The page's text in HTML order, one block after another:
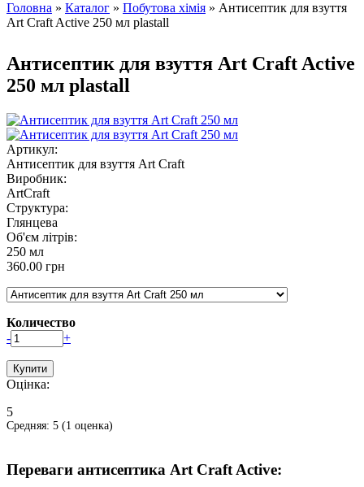
Вы здесь
Головна » Каталог » Побутова хімія » Антисептик для взуття
Art Craft Active 250 мл plastall
Антисептик для взуття Art Craft Active
250 мл plastall
Артикул:
Антисептик для взуття Art Craft
Виробник:
ArtCraft
Структура:
Глянцева
Об'єм літрів:
250 мл
360.00 грн
Количество
-
+
Оцінка:
5
Средняя: 5 (1 оценка)
Переваги антисептика Art Craft Active: